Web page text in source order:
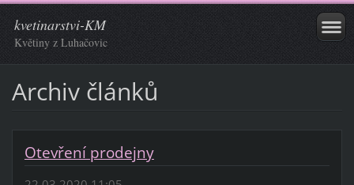
kvetinarstvi-KM
Květiny z Luhačovic
Archiv článků
Otevření prodejny